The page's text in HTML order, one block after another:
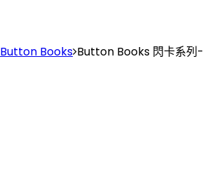
Button Books Button Books 閃卡系列-